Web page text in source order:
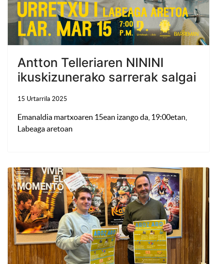
Antton Telleriaren NININI
ikuskizunerako sarrerak salgai
15 Urtarrila 2025
Emanaldia martxoaren 15ean izango da, 19:00etan,
Labeaga aretoan